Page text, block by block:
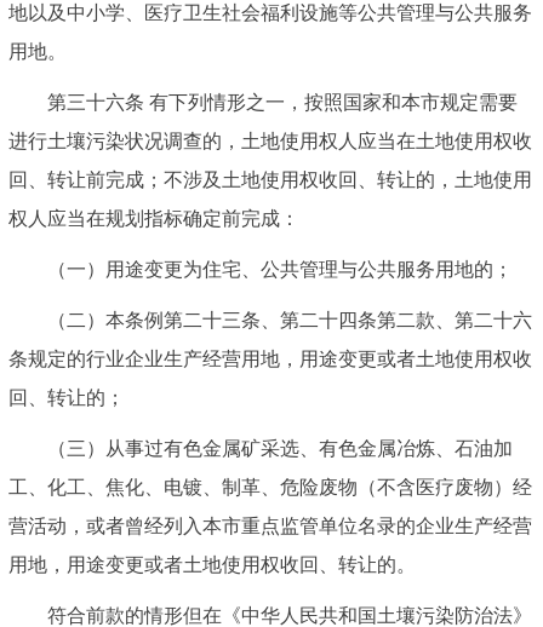
地以及中小学、医疗卫生社会福利设施等公共管理与公共服务
用地。
第三十六条 有下列情形之一，按照国家和本市规定需要
进行土壤污染状况调查的，土地使用权人应当在土地使用权收
回、转让前完成；不涉及土地使用权收回、转让的，土地使用
权人应当在规划指标确定前完成：
（一）用途变更为住宅、公共管理与公共服务用地的；
（二）本条例第二十三条、第二十四条第二款、第二十六
条规定的行业企业生产经营用地，用途变更或者土地使用权收
回、转让的；
（三）从事过有色金属矿采选、有色金属冶炼、石油加
工、化工、焦化、电镀、制革、危险废物（不含医疗废物）经
营活动，或者曾经列入本市重点监管单位名录的企业生产经营
用地，用途变更或者土地使用权收回、转让的。
符合前款的情形但在《中华人民共和国土壤污染防治法》